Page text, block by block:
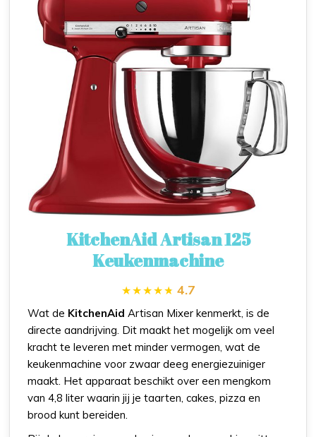
KitchenAid Artisan 125
Keukenmachine
4.7
Wat de KitchenAid Artisan Mixer kenmerkt, is de
directe aandrijving. Dit maakt het mogelijk om veel
kracht te leveren met minder vermogen, wat de
keukenmachine voor zwaar deeg energiezuiniger
maakt. Het apparaat beschikt over een mengkom
van 4,8 liter waarin jij je taarten, cakes, pizza en
brood kunt bereiden.